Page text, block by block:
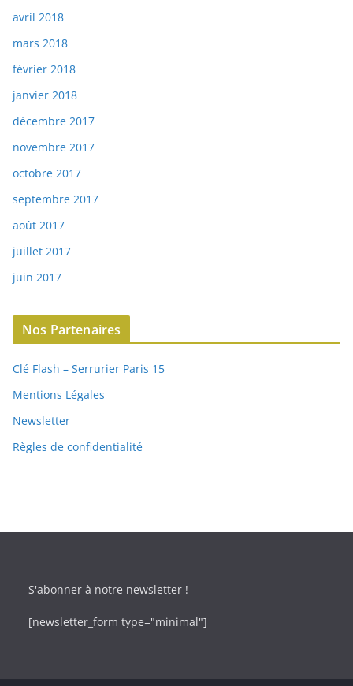
avril 2018
mars 2018
février 2018
janvier 2018
décembre 2017
novembre 2017
octobre 2017
septembre 2017
août 2017
juillet 2017
juin 2017
Nos Partenaires
Clé Flash – Serrurier Paris 15
Mentions Légales
Newsletter
Règles de confidentialité
S'abonner à notre newsletter !
[newsletter_form type="minimal"]